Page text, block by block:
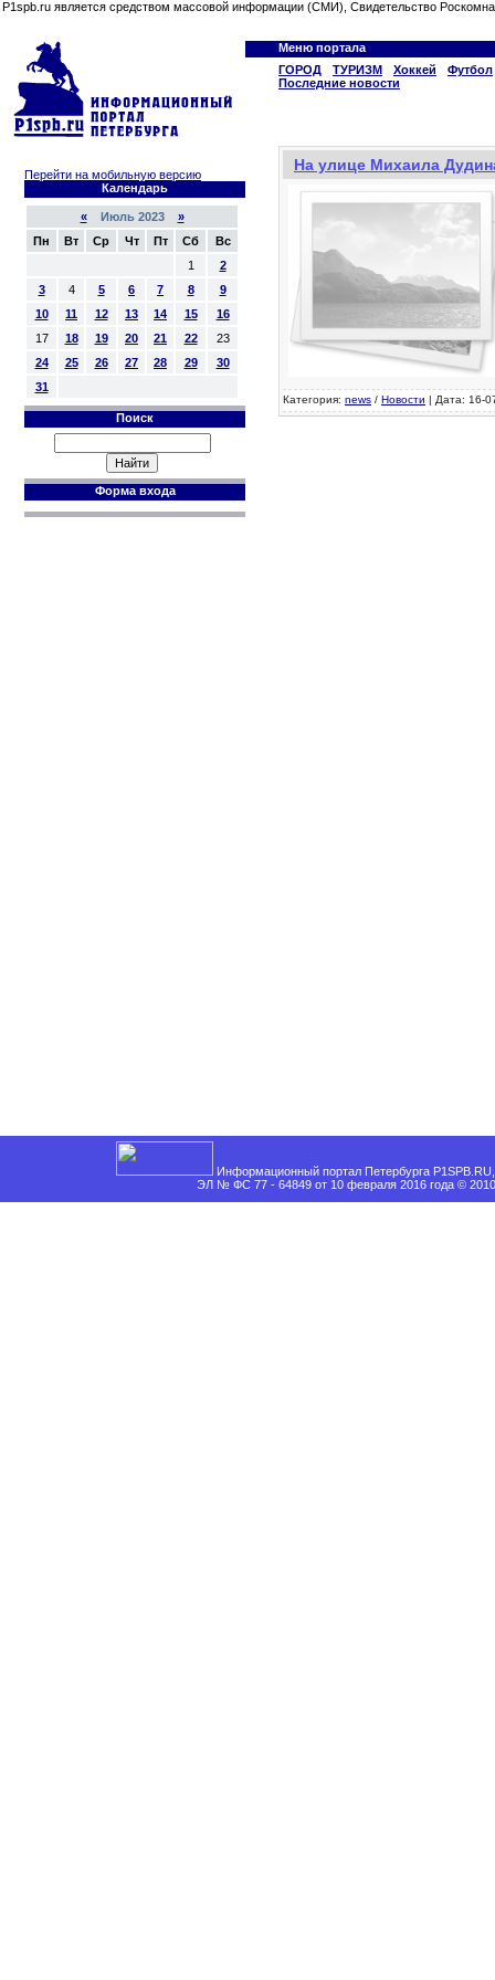
P1spb.ru является средством массовой информации (СМИ), Свидетельство
Меню портала
ГОРОД
ТУРИЗМ Хоккей
Футбол
Последние новости
Перейти на мобильную версию
Календарь
«Июль 2023 »
Пн
Вт Ср Чт Пт Сб
Вс
1
2
3
4 5 6 7 8
9
10
11 12 13 14 15
16
17
18 19 20 21 22
23
24
25 26 27 28 29
30
31
Поиск
Форма входа
На улице Михаила
Категория: news / Новости | Дата: 16-
Информационный портал Петербурга
ЭЛ № ФС 77 - 64849 от 10 февраля 2016 года ©